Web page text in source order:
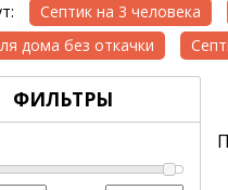
Септик на 3 человека
дома без откачки
ФИЛЬТРЫ